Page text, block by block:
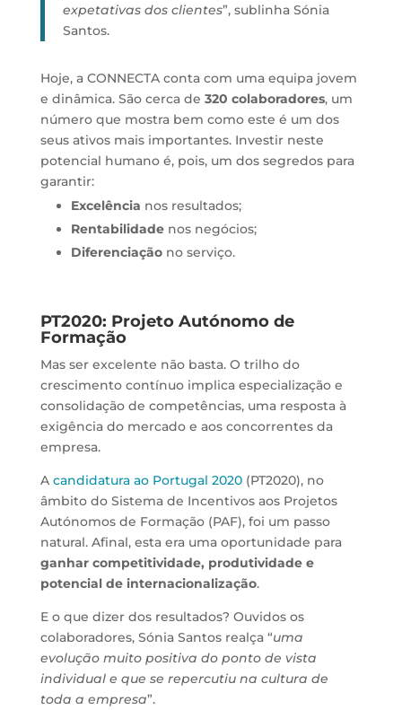
expetativas dos clientes”, sublinha Sónia
Santos.
Hoje, a CONNECTA conta com uma equipa jovem
e dinâmica. São cerca de 320 colaboradores, um
número que mostra bem como este é um dos
seus ativos mais importantes. Investir neste
potencial humano é, pois, um dos segredos para
garantir:
Excelência nos resultados;
Rentabilidadenos negócios;
Diferenciaçãono serviço.
PT2020: Projeto Autónomo de
Formação
Mas ser excelente não basta. O trilho do
crescimento contínuo implica especialização e
consolidação de competências, uma resposta à
exigência do mercado e aos concorrentes da
empresa.
A candidatura ao Portugal 2020(PT2020), no
âmbito do Sistema de Incentivos aos Projetos
Autónomos de Formação (PAF), foi um passo
natural. Afinal, esta era uma oportunidade para
ganhar competitividade, produtividade e
potencial de internacionalização.
E o que dizer dos resultados? Ouvidos os
colaboradores, Sónia Santos realça “uma
evolução muito positiva do ponto de vista
individual e que se repercutiu na cultura de
toda a empresa”.